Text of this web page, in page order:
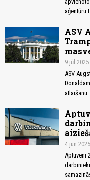
aģentūru
ASV
9.jūl 2025
ASV
atlaišanu.
4.jun 2025
Aptuveni